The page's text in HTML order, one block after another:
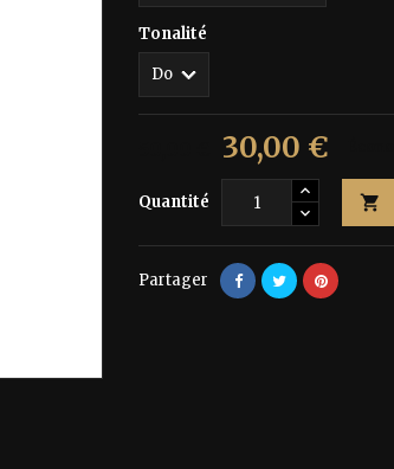
Tonalité
30,00 €
Quantité 
Partager